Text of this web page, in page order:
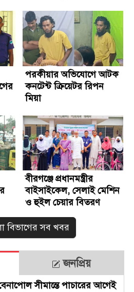
পরকীয়ার অভিযোগে আটক
কনটেন্ট ক্রিয়েটর রিপন
মিয়া
বীরগঞ্জে প্রধানমন্ত্রীর
বাইসাইকেল, সেলাই মেশিন
ও হুইল চেয়ার বিতরণ
বিভাগের সব খবর
জনপ্রিয়
সীমান্তে পাচারের আগেই